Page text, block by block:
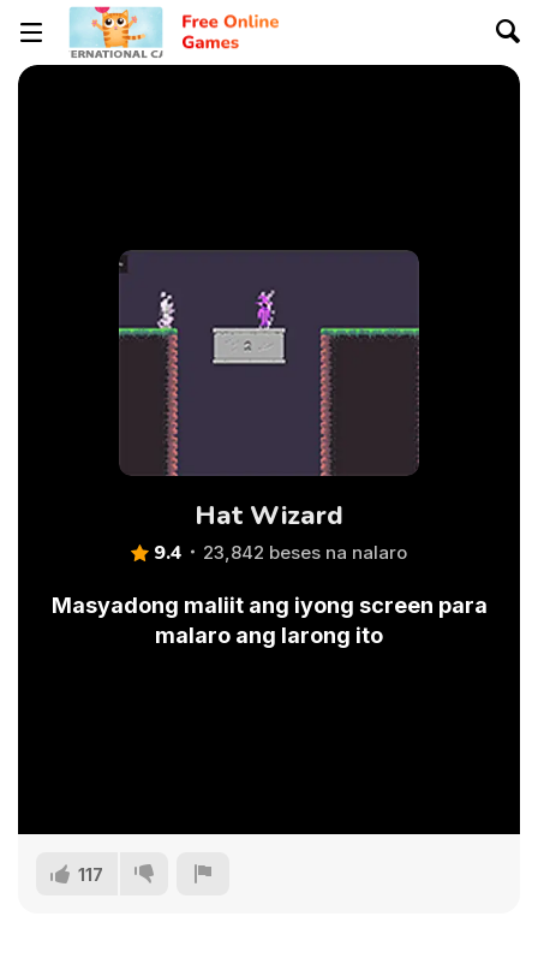
Hat Wizard
9.4 23,842 beses na nalaro
Masyadong maliit ang iyong screen para
malaro ang larong ito
117